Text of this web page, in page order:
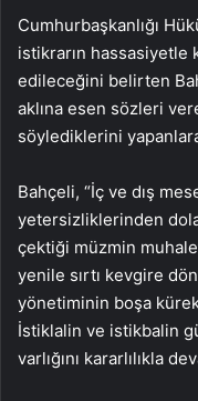
Cumhurbaşkanlığı
istikrarın hassasiyetle
edileceğini belirten
aklına esen sözleri
söylediklerini
Bahçeli, “İç ve dış
yetersizliklerinden
çektiği müzmin
yenile sırtı kevgire
yönetiminin boşa
İstiklalin ve istikbalin
varlığını kararlılıkla